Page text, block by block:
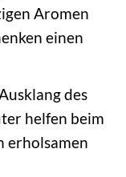
Aromen
einen
des
helfen beim
erholsamen